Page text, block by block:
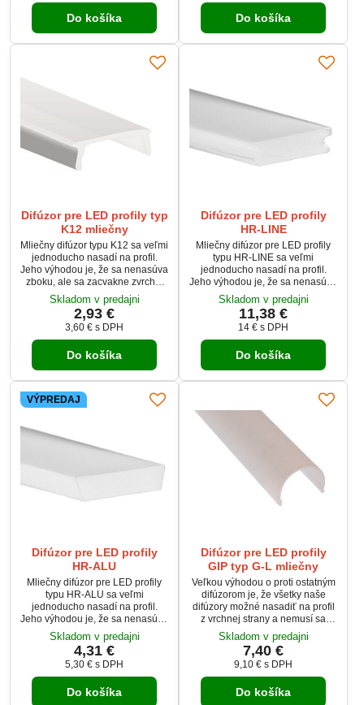
Do košíka Do košíka
Difúzor pre LED profily typ
K12 mliečny
Mliečny difúzor typu K12 sa veľmi
jednoducho nasadí na profil.
Jeho výhodou je, že sa nenasúva
zboku, ale sa zacvakne zvrchu.
Tento mliečny kryt pre LED profily
prepustí okolo 70% svetla z LED
pásika.
Skladom v predajni
2,93 €
3,60 € s DPH
Do košíka
Difúzor pre LED profily
HR-LINE
Mliečny difúzor pre LED profily
typu HR-LINE sa veľmi
jednoducho nasadí na profil.
Jeho výhodou je, že sa nenasúva
zboku, ale sa zacvakne zvrchu.
Skladom v predajni
11,38 €
14 € s DPH
Do košíka
VÝPREDAJ
Difúzor pre LED profily
HR-ALU
Mliečny difúzor pre LED profily
typu HR-ALU sa veľmi
jednoducho nasadí na profil.
Jeho výhodou je, že sa nenasúva
zboku, ale sa zacvakne zvrchu.
Skladom v predajni
4,31 €
5,30 € s DPH
Do košíka
Difúzor pre LED profily
GIP typ G-L mliečny
Veľkou výhodou o proti ostatným
difúzorom je, že všetky naše
difúzory možné nasadiť na profil
z vrchnej strany a nemusí sa
nasúvať z boku.
Skladom v predajni
7,40 €
9,10 € s DPH
Do košíka